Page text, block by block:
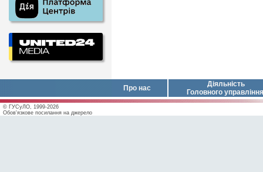
Про нас
Діяльність
Головного управління
© ГУСуЛО, 1999-2026
Обов'язкове посилання на джерело